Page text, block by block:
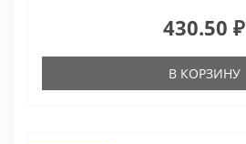
430.50 ₽
В КОРЗИНУ